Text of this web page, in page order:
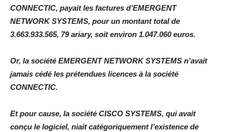
CONNECTIC, payait les factures d’EMERGENT
NETWORK SYSTEMS, pour un montant total de
3.663.933.565, 79 ariary, soit environ 1.047.060 euros.
Or, la société EMERGENT NETWORK SYSTEMS n’avait
jamais cédé les prétendues licences à la société
CONNECTIC.
Et pour cause, la société CISCO SYSTEMS, qui avait
conçu le logiciel, niait catégoriquement l’existence de